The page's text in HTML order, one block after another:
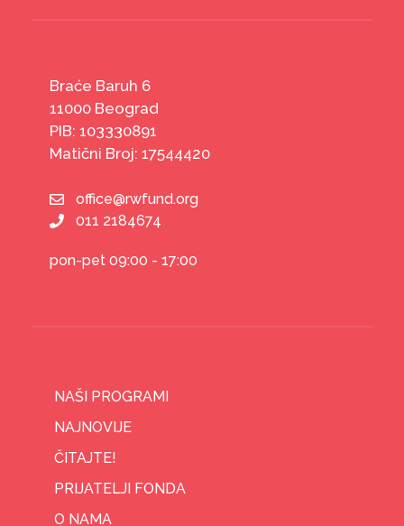
Braće Baruh 6
11000 Beograd
PIB: 103330891
Matični Broj: 17544420
office@rwfund.org
011 2184674
pon-pet 09:00 - 17:00
NAŠI PROGRAMI
NAJNOVIJE
ČITAJTE!
PRIJATELJI FONDA
O NAMA